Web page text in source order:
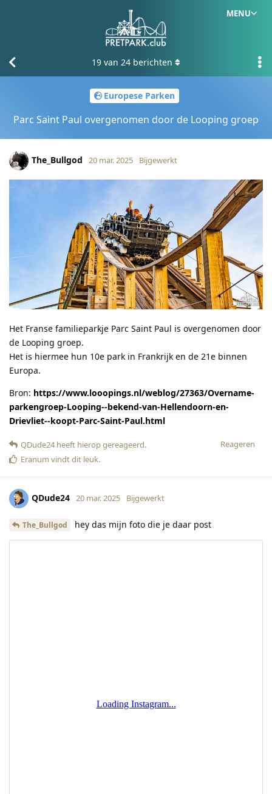
MENU
Europese Parken
Parc Saint Paul overgenomen door de Looping groep
19 van 24 berichten
The_Bullgod 20 mar. 2025 Bijgewerkt
Het Franse familieparkje Parc Saint Paul is overgenomen door
de Looping groep.
Het is hiermee hun 10e park in Frankrijk en de 21e binnen
Europa.
Bron: https://www.looopings.nl/weblog/27363/Overname-
parkengroep-Looping--bekend-van-Hellendoorn-en-
Drievliet--koopt-Parc-Saint-Paul.html
Reageren
QDude24heeft hierop gereageerd.
Eranum vindt dit leuk.
QDude24 20 mar. 2025 Bijgewerkt
The_Bullgod hey das mijn foto die je daar post